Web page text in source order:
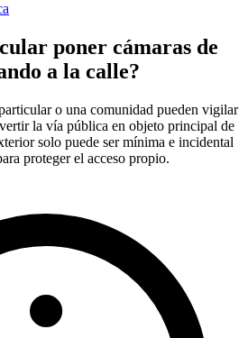
poner cámaras de
a la calle?
o una comunidad pueden vigilar
la vía pública en objeto principal de
solo puede ser mínima e incidental
proteger el acceso propio.